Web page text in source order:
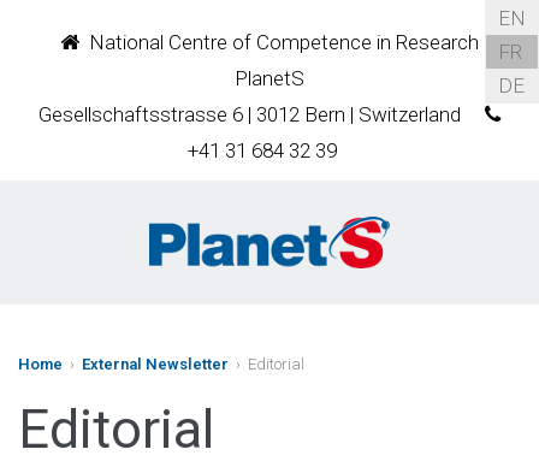
National Centre of Competence in Research
PlanetS
Gesellschaftsstrasse 6 | 3012 Bern | Switzerland
+41 31 684 32 39
EN
FR
DE
Home › External Newsletter › Editorial
Editorial